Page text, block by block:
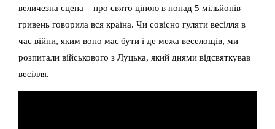
величезна сцена – про свято ціною в понад 5 мільйонів
гривень говорила вся країна. Чи совісно гуляти весілля в
час війни, яким воно має бути і де межа веселощів, ми
розпитали військового з Луцька, який днями відсвяткував
весілля.